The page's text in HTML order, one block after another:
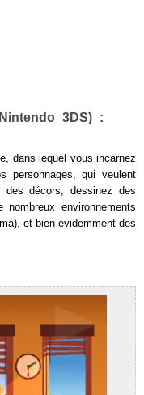
3DS) :
dans lequel vous incarnez
personnages, qui veulent
des décors, dessinez des
environnements
et bien évidemment des